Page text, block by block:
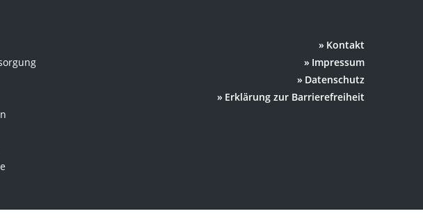
Kontakt
Impressum
Datenschutz
Erklärung zur Barrierefreiheit